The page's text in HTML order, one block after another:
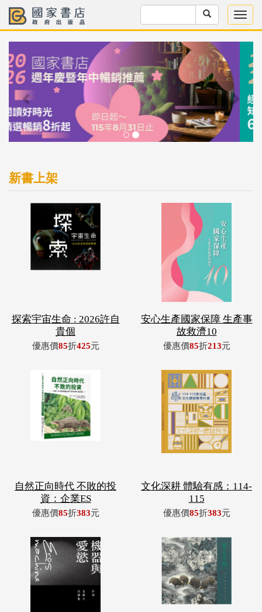
新書上架
探索宇宙生命 : 2026許自
貴個
優惠價85折425元
安心生產國家保障 生產事
故救濟10
優惠價85折213元
自然正向時代 不敗的投
資：企業ES
優惠價85折383元
文化深耕 體驗有感：114-
115
優惠價85折383元